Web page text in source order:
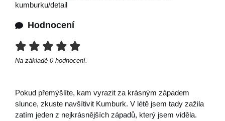
kumburku/detail
Hodnocení
Na základě 0 hodnocení.
Pokud přemýšlíte, kam vyrazit za krásným západem
slunce, zkuste navšítivit Kumburk. V létě jsem tady zažila
zatím jeden z nejkrásnějších západů, který jsem viděla.